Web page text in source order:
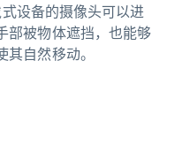
设备的摄像头可以进
部被物体遮挡，也能够
自然移动。